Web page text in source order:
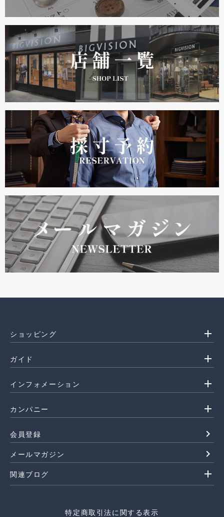
ショッピング add
ガイド add
インフォメーション add
カンパニー add
会員登録 navigate_next
メールマガジン navigate_next
関連ブログ add
特定商取引法に関する表示